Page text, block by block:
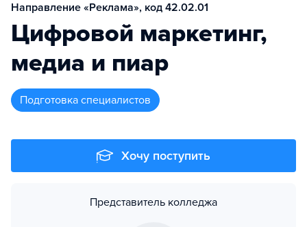
Направление «Реклама», код 42.02.01
Цифровой маркетинг,
медиа и пиар
подготовка специалистов
Хочу поступить
Представитель колледжа